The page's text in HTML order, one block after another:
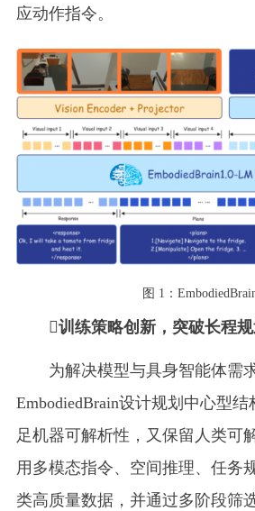
应动作指令。
图 1：
训练策略创新，突破长程
为解决模型与具身智能体需
EmbodiedBrain设计规划中心型
足机器可解析性，又保留人类可
用多模态指令、空间推理、任务
类高质量数据，并通过多阶段筛